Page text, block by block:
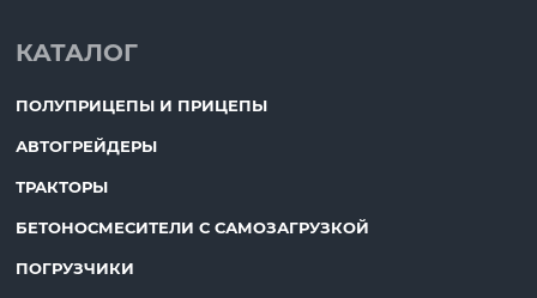
КАТАЛОГ
ПОЛУПРИЦЕПЫ И ПРИЦЕПЫ
АВТОГРЕЙДЕРЫ
ТРАКТОРЫ
БЕТОНОСМЕСИТЕЛИ С САМОЗАГРУЗКОЙ
ПОГРУЗЧИКИ